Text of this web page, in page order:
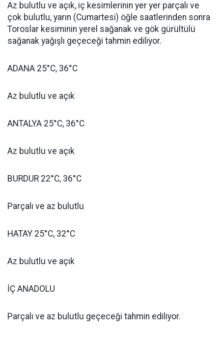
Az bulutlu ve açık, iç kesimlerinin yer yer parçalı ve
çok bulutlu, yarın (Cumartesi) öğle saatlerinden sonra
Toroslar kesiminin yerel sağanak ve gök gürültülü
sağanak yağışlı geçeceği tahmin ediliyor.
ADANA 25°C, 36°C
Az bulutlu ve açık
ANTALYA 25°C, 36°C
Az bulutlu ve açık
BURDUR 22°C, 36°C
Parçalı ve az bulutlu
HATAY 25°C, 32°C
Az bulutlu ve açık
İÇ ANADOLU
Parçalı ve az bulutlu geçeceği tahmin ediliyor.